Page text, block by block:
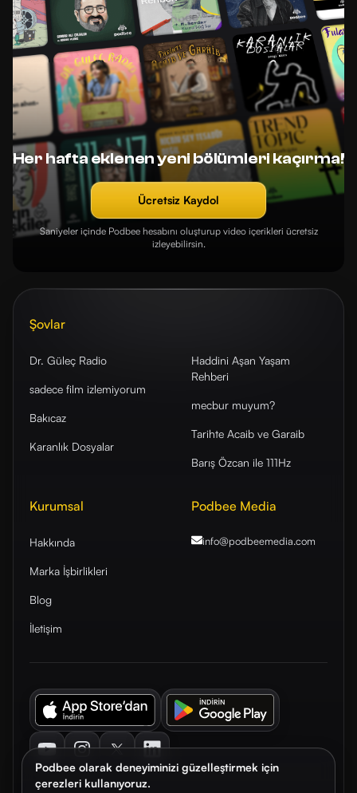
Podbee olarak deneyiminizi güzelleştirmek için
çerezleri kullanıyoruz.
Her hafta eklenen yeni bölümleri kaçırma!
Ücretsiz Kaydol
Saniyeler içinde Podbee hesabını oluşturup video içerikleri ücretsiz
izleyebilirsin.
Şovlar
Dr. Güleç Radio
sadece film izlemiyorum
Bakıcaz
Karanlık Dosyalar
Haddini Aşan Yaşam
Rehberi
mecbur muyum?
Tarihte Acaib ve Garaib
Barış Özcan ile 111Hz
Kurumsal
Hakkında
Marka İşbirlikleri
Blog
İletişim
Podbee Media
info@podbeemedia.com